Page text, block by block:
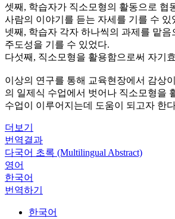
셋째, 학습자가 직소모형의 활동으로 협
사람의 이야기를 듣는 자세를 기를 수 있
넷째, 학습자 각자 하나씩의 과제를 맡음
주도성을 기를 수 있었다.
다섯째, 직소모형을 활용함으로써 자기
이상의 연구를 통해 교육현장에서 감상
의 일제식 수업에서 벗어나 직소모형을
수업이 이루어지는데 도움이 되고자 한
더보기
번역결과
다국어 초록 (Multilingual Abstract)
영어
한국어
번역하기
한국어